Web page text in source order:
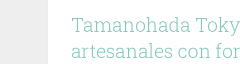
Tamanohada
artesanales con